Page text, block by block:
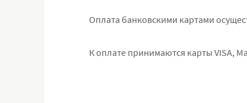
Оплата банковскими картами
К оплате принимаются карты VISA,